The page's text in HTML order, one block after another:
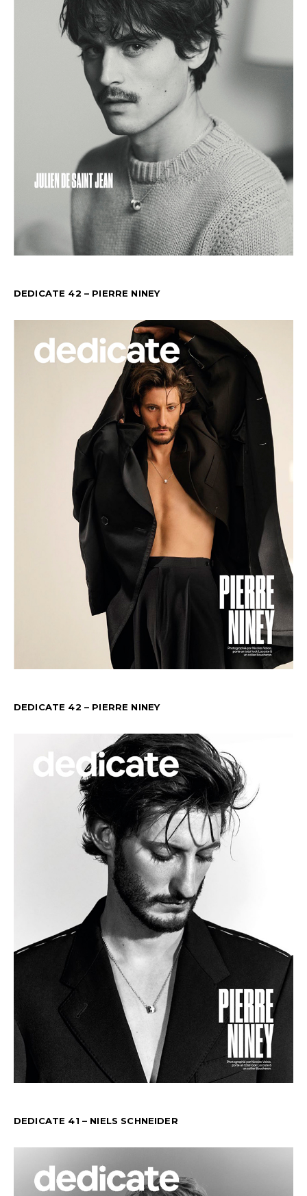
DEDICATE 42 – PIERRE NINEY
DEDICATE 42 – PIERRE NINEY
DEDICATE 41 – NIELS SCHNEIDER